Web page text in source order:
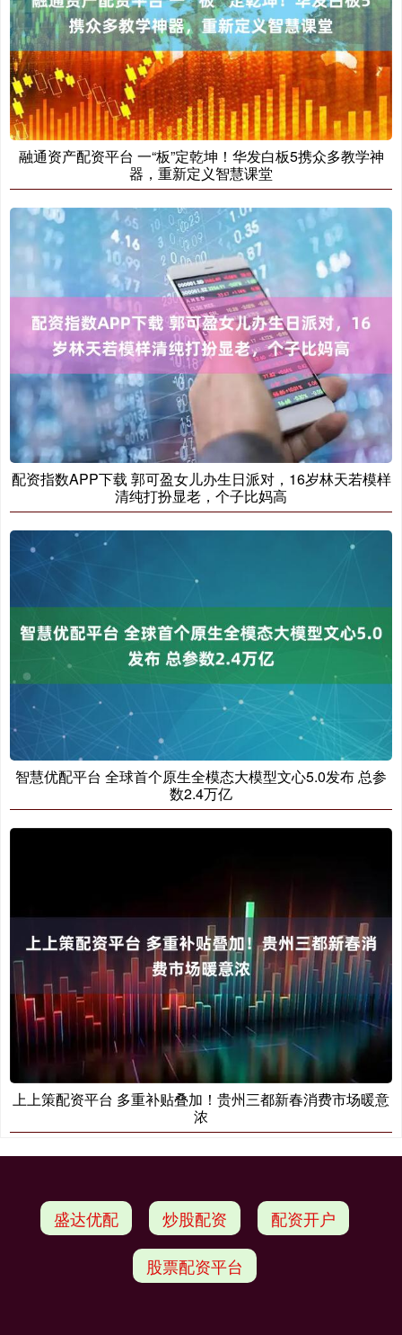
融通资产配资平台 一“板”定乾坤！华发白板5携众多教学神
器，重新定义智慧课堂
配资指数APP下载 郭可盈女儿办生日派对，16岁林天若模样
清纯打扮显老，个子比妈高
智慧优配平台 全球首个原生全模态大模型文心5.0发布 总参
数2.4万亿
上上策配资平台 多重补贴叠加！贵州三都新春消费市场暖意
浓
盛达优配 炒股配资 配资开户
股票配资平台